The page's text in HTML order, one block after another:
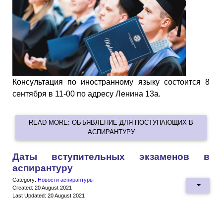
Консультация по иностранному языку состоится 8
сентября в 11-00 по адресу Ленина 13а.
READ MORE: ОБЪЯВЛЕНИЕ ДЛЯ ПОСТУПАЮЩИХ В
АСПИРАНТУРУ
Даты вступительных экзаменов в
аспирантуру
Category: Новости аспирантуры
Created: 20 August 2021
Last Updated: 20 August 2021